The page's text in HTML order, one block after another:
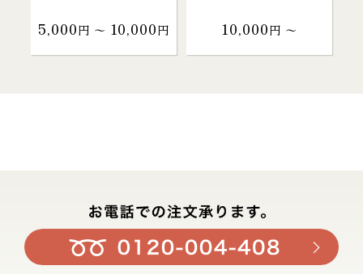
5,000円 〜 10,000円 10,000円 〜